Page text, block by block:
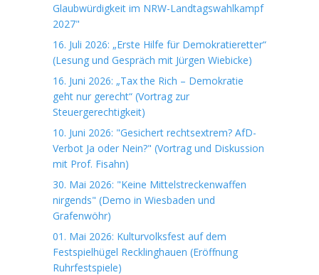
Glaubwürdigkeit im NRW-Landtagswahlkampf
2027"
16. Juli 2026: „Erste Hilfe für Demokratieretter“
(Lesung und Gespräch mit Jürgen Wiebicke)
16. Juni 2026: „Tax the Rich – Demokratie
geht nur gerecht“ (Vortrag zur
Steuergerechtigkeit)
10. Juni 2026: "Gesichert rechtsextrem? AfD-
Verbot Ja oder Nein?" (Vortrag und Diskussion
mit Prof. Fisahn)
30. Mai 2026: "Keine Mittelstreckenwaffen
nirgends" (Demo in Wiesbaden und
Grafenwöhr)
01. Mai 2026: Kulturvolksfest auf dem
Festspielhügel Recklinghauen (Eröffnung
Ruhrfestspiele)